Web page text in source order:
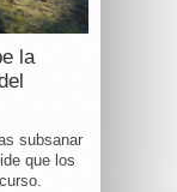
la
subsanar
que los